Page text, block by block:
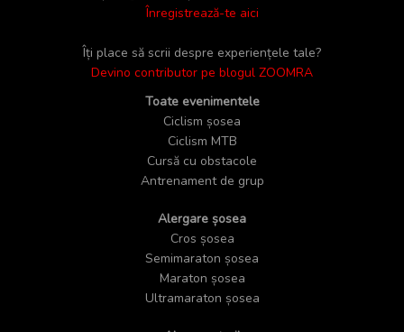
Înregistrează-te aici
Îți place să scrii despre experiențele tale?
Devino contributor pe blogul ZOOMRA
Toate evenimentele
Ciclism șosea
Ciclism MTB
Cursă cu obstacole
Antrenament de grup
Alergare șosea
Cros șosea
Semimaraton șosea
Maraton șosea
Ultramaraton șosea